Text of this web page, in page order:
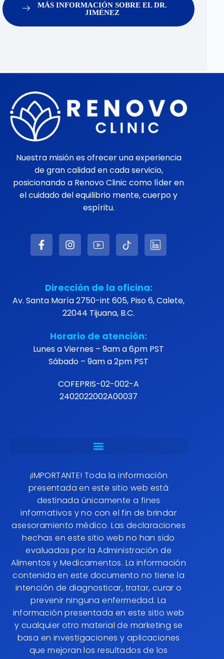
MÁS INFORMACIÓN SOBRE EL DR.
JIMÉNEZ
Nuestra misión es ofrecer una experiencia
de gran calidad en cada servicio,
posicionando a Renovo Clinic como líder en
el cuidado del equilibrio mente, cuerpo y
espíritu.
Dirección de la oficina:
Av. Santa María 2750-int 605, Piso 6, Calete,
22044 Tijuana, B.C.
Horario de atención:
Lunes a Viernes – 9am a 6pm PST
Sábado – 9am a 2pm PST
COFEPRIS-02-002-A
2402022002A00037
¡IMPORTANTE! Toda la información
presentada en este sitio web está
destinada únicamente a fines
informativos y no con el fin de brindar
asesoramiento médico. Las declaraciones
hechas en este sitio web no han sido
evaluadas por la Administración de
Alimentos y Medicamentos. La información
contenida en este documento no tiene la
intención de diagnosticar, tratar, curar o
prevenir ninguna enfermedad. La
información presentada en este sitio web
y cualquier otro material de marketing se
basa en investigaciones y aplicaciones
que mejoran los resultados de los